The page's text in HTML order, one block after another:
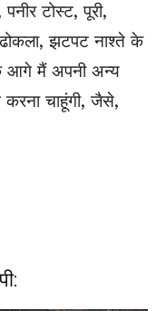
टोस्ट, पूरी,
झटपट नाश्ते के
आगे मैं अपनी अन्य
करना चाहूंगी, जैसे,